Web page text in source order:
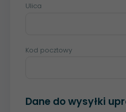
Ulica
Kod pocztowy
Dane do wysyłki